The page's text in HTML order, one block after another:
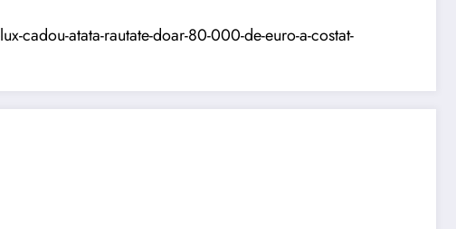
cadou-atata-rautate-doar-80-000-de-euro-a-costat-